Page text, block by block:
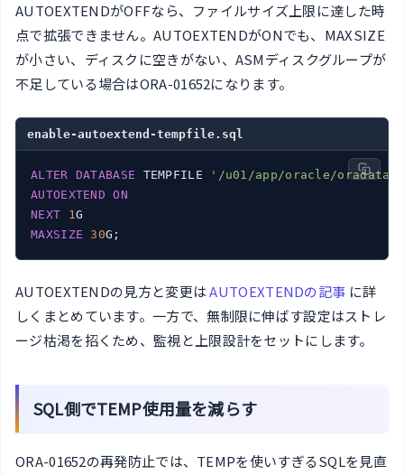
AUTOEXTENDがOFFなら、ファイルサイズ上限に達した時
点で拡張できません。AUTOEXTENDがONでも、MAXSIZE
が小さい、ディスクに空きがない、ASMディスクグループが
不足している場合はORA-01652になります。
enable-autoextend-tempfile.sql
ALTER DATABASE TEMPFILE
'/u01/app/oracle/oradata/
AUTOEXTEND
ON
NEXT
1
MAXSIZE
30G;
AUTOEXTENDの見方と変更はAUTOEXTENDの記事 に詳
しくまとめています。一方で、無制限に伸ばす設定はストレ
ージ枯渇を招くため、監視と上限設計をセットにします。
SQL側でTEMP使用量を減らす
ORA-01652の再発防止では、TEMPを使いすぎるSQLを見直